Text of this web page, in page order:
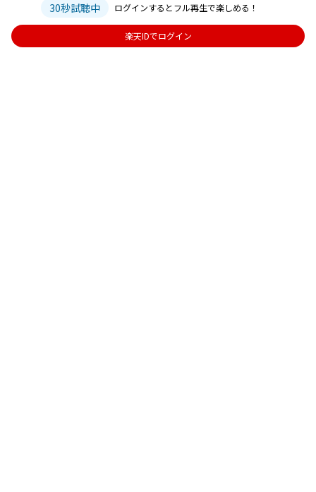
30秒試聴中 ログインするとフル再生で楽しめる！
楽天IDでログイン